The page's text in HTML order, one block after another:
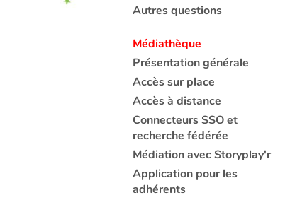
Autres questions
Médiathèque
Présentation générale
Accès sur place
Accès à distance
Connecteurs SSO et
recherche fédérée
Médiation avec Storyplay'r
Application pour les
adhérents